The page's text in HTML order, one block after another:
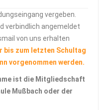
vergeben.
verbindlich angemeldet
von uns erhalten
bis zum letzten Schultag
vorgenommen werden.
ist die Mitgliedschaft
Mußbach oder der